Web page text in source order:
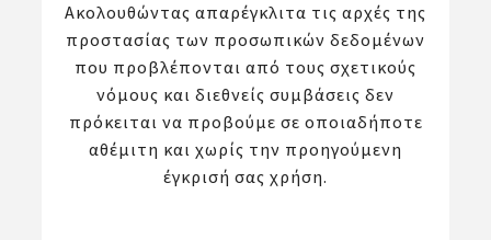
Ακολουθώντας απαρέγκλιτα τις αρχές της
προστασίας των προσωπικών δεδομένων
που προβλέπονται από τους σχετικούς
νόμους και διεθνείς συμβάσεις δεν
πρόκειται να προβούμε σε οποιαδήποτε
αθέμιτη και χωρίς την προηγούμενη
έγκρισή σας χρήση.